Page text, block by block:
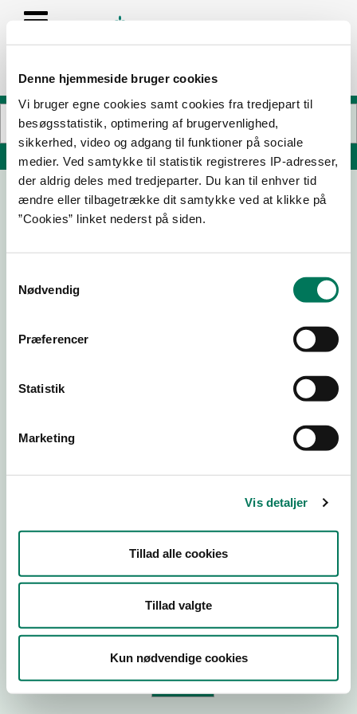
Denne hjemmeside bruger cookies
Vi bruger egne cookies samt cookies fra tredjepart til
besøgsstatistik, optimering af brugervenlighed,
sikkerhed, video og adgang til funktioner på sociale
medier. Ved samtykke til statistik registreres IP-adresser,
der aldrig deles med tredjeparter. Du kan til enhver tid
ændre eller tilbagetrække dit samtykke ved at klikke på
”Cookies” linket nederst på siden.
Nødvendig
Præferencer
Statistik
Marketing
Vis detaljer
Tillad alle cookies
Tillad valgte
Kun nødvendige cookies
Søg på adresse, postnummer, by, firmanavn
Virksomhedstype
ID-nummer
P-nr
Tilføj smiley til dit website
Kopier link til at indsætte på virksomhedens hjemmeside